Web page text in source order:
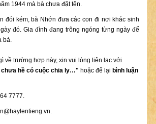
1944 mà bà chưa đặt tên.
đói kém, bà Nhớn đưa các con đi nơi khác sinh
đó. Gia đình đang trông ngóng từng ngày để
bà.
về trường hợp này, xin vui lòng liên lạc với
hề có cuộc chia ly…" hoặc để lại bình luận
7777.
.